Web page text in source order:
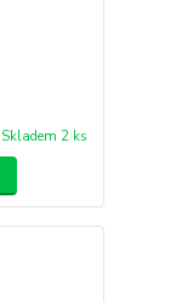
Skladem 2 ks